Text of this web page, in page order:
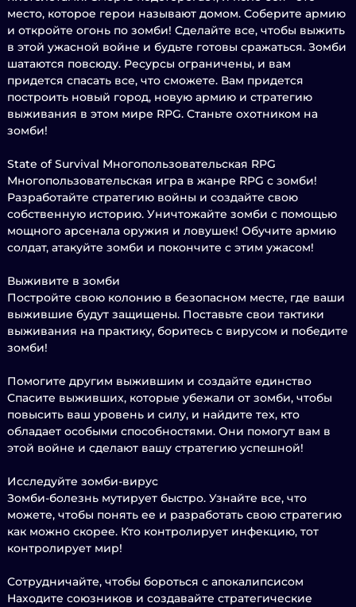
место, которое герои называют домом. Соберите армию
и откройте огонь по зомби! Сделайте все, чтобы выжить
в этой ужасной войне и будьте готовы сражаться. Зомби
шатаются повсюду. Ресурсы ограничены, и вам
придется спасать все, что сможете. Вам придется
построить новый город, новую армию и стратегию
выживания в этом мире RPG. Станьте охотником на
зомби!
State of Survival Многопользовательская RPG
Многопользовательская игра в жанре RPG с зомби!
Разработайте стратегию войны и создайте свою
собственную историю. Уничтожайте зомби с помощью
мощного арсенала оружия и ловушек! Обучите армию
солдат, атакуйте зомби и покончите с этим ужасом!
Выживите в зомби
Постройте свою колонию в безопасном месте, где ваши
выжившие будут защищены. Поставьте свои тактики
выживания на практику, боритесь с вирусом и победите
зомби!
Помогите другим выжившим и создайте единство
Спасите выживших, которые убежали от зомби, чтобы
повысить ваш уровень и силу, и найдите тех, кто
обладает особыми способностями. Они помогут вам в
этой войне и сделают вашу стратегию успешной!
Исследуйте зомби-вирус
Зомби-болезнь мутирует быстро. Узнайте все, что
можете, чтобы понять ее и разработать свою стратегию
как можно скорее. Кто контролирует инфекцию, тот
контролирует мир!
Сотрудничайте, чтобы бороться с апокалипсисом
Находите союзников и создавайте стратегические